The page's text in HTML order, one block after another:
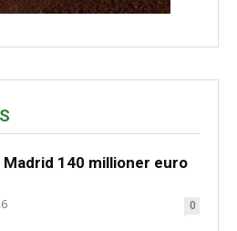
140 millioner euro
0